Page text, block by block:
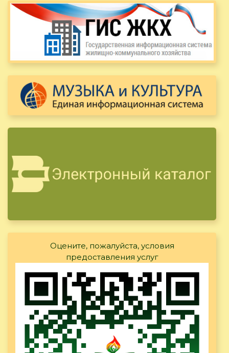
Оцените, пожалуйста, условия
предоставления услуг